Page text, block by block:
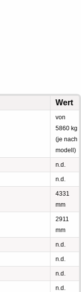
Wert
von
5860 kg
(je nach
modell)
n.d.
n.d.
4331
mm
2911
mm
n.d.
n.d.
n.d.
n.d.